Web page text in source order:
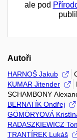
ale pod
Autoři
HARNOŠ Jakub
KUMAR Jitender
SCHAMBONY
BERNATÍK Ondřej
GÖMÖRYOVÁ
RADASZKIEWICZ
TRANTÍREK Lukáš